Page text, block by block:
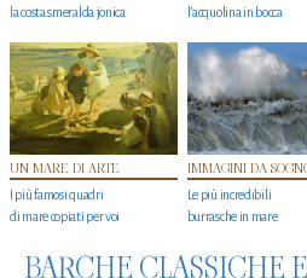
la costa smeralda jonica
l’acquolina in bocca
UN MARE DI ARTE
I più famosi quadri
di mare copiati per voi
IMMAGINI DA
Le più incredibili
burrasche in mare
BARCHE CLASSICHE